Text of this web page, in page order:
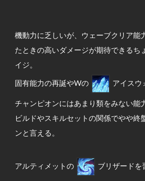
機動力に乏しいが、ウェーブクリア能
たときの高いダメージが期待できるち
イジ。
固有能力の再誕やWの アイスウ
チャンピオンにはあまり類をみない能
ビルドやスキルセットの関係でやや終
ンと言える。
アルティメットの ブリザードを